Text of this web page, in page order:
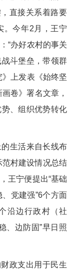
直接关系着路要
。今年2月，王宁
“办好农村的事关
斗堡垒，带领群
》上发表《始终坚
卷》署名文章，
、组织优势转化
生活来自长线布
村建设情况总结
王宁便提出“基础
党建强”6个方面
沿边行政村（社
、边防固”早日照
政支出用于民生